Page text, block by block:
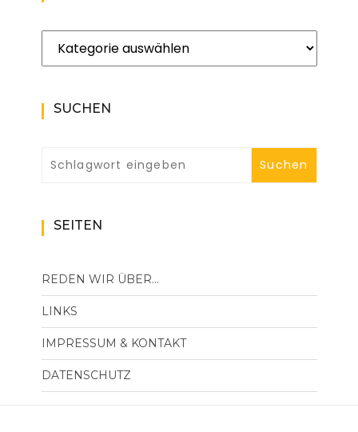
Kategorien
SUCHEN
SEITEN
REDEN WIR ÜBER…
LINKS
IMPRESSUM & KONTAKT
DATENSCHUTZ